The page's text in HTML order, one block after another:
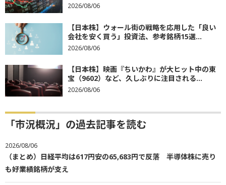
2026/08/06
【日本株】ウォール街の戦略を応用した「良い
会社を安く買う」投資法、参考銘柄15選...
2026/08/06
【日本株】映画『ちいかわ』が大ヒット中の東
宝（9602）など、久しぶりに注目される...
2026/08/06
「市況概況」の過去記事を読む
2026/08/06
（まとめ）日経平均は617円安の65,683円で反落 半導体株に売り
も好業績銘柄が支え